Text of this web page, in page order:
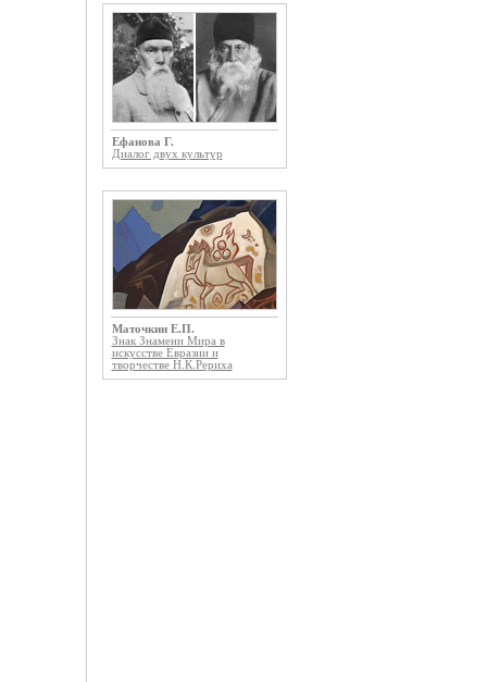
Ефанова Г.
Диалог двух культур
Маточкин Е.П.
Знак Знамени Мира в
искусстве Евразии и
творчестве Н.К.Рериха